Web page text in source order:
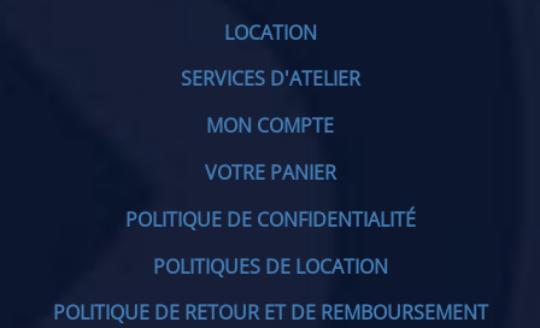
LOCATION
SERVICES D'ATELIER
MON COMPTE
VOTRE PANIER
POLITIQUE DE CONFIDENTIALITÉ
POLITIQUES DE LOCATION
POLITIQUE DE RETOUR ET DE REMBOURSEMENT